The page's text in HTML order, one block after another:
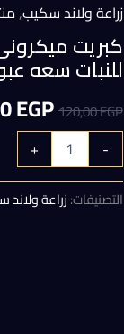
زراعة ولاند سكيب,
كبريت
للنبات سعه عبوة 1
120,00EGP
هو:
EGP.
EGP
-
+
التصنيفات:زراعة